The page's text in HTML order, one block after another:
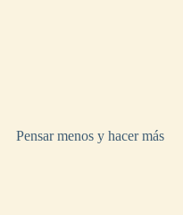
Pensar menos y hacer más